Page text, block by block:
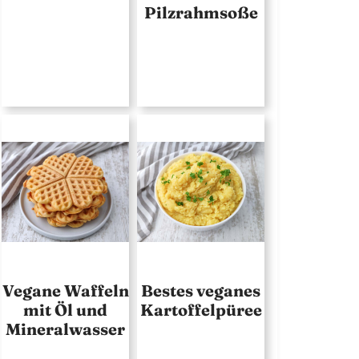
Pilzrahmsoße
Vegane Waffeln
mit Öl und
Mineralwasser
Bestes veganes
Kartoffelpüree